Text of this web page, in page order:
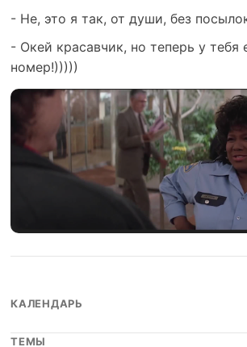
- Не, это я так, от души, без
- Окей красавчик, но теперь у тебя
номер!)))))
КАЛЕНДАРЬ
ТЕМЫ